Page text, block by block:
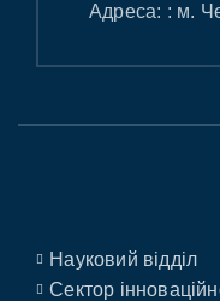
Адреса: : м.
Науковий відділ
Сектор